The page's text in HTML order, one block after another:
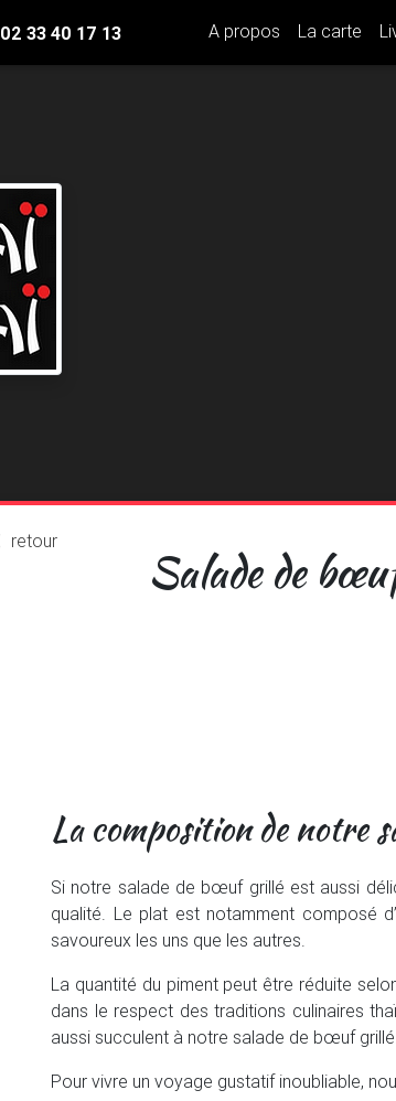
02 33 40 17 13 A propos La carte
retour Salade de
La composition de notre
Si notre salade de bœuf grillé est aussi
qualité. Le plat est notamment composé
savoureux les uns que les autres.
La quantité du piment peut être réduite
dans le respect des traditions culinaires
aussi succulent à notre salade de bœuf grillé.
Pour vivre un voyage gustatif inoubliable,